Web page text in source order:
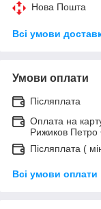
Нова Пошта
Всі умови
Умови оплати
Післяплата
Оплата на
Рижиков Петро
Післяплата (
Всі умови оплати